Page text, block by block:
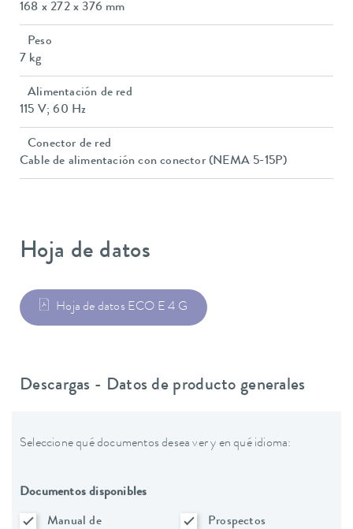
168 x 272 x 376 mm
Peso
7 kg
Alimentación de red
115 V; 60 Hz
Conector de red
Cable de alimentación con conector (NEMA 5-15P)
Hoja de datos
Hoja de datos ECO E 4 G
Descargas - Datos de producto generales
Seleccione qué documentos desea ver y en qué idioma:
Documentos disponibles
Manual de
Prospectos